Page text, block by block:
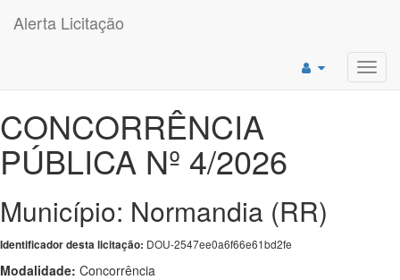
Alerta Licitação
CONCORRÊNCIA
PÚBLICA Nº 4/2026
Município: Normandia (RR)
Identificador desta licitação: DOU-2547ee0a6f66e61bd2fe
Modalidade: Concorrência